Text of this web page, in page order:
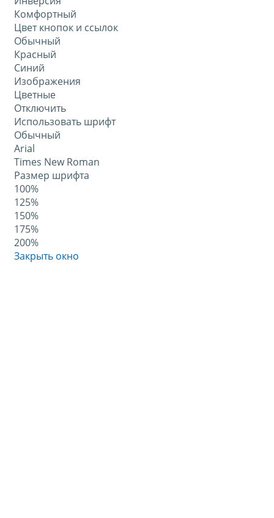
Комфортный
Цвет кнопок и ссылок
Обычный
Красный
Синий
Изображения
Цветные
Отключить
Использовать шрифт
Обычный
Arial
Times New Roman
Размер шрифта
100%
125%
150%
175%
200%
Закрыть окно